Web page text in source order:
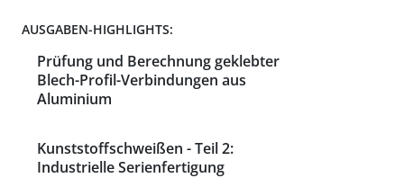
AUSGABEN-HIGHLIGHTS:
Prüfung und Berechnung geklebter
Blech-Profil-Verbindungen aus
Aluminium
Kunststoffschweißen - Teil 2:
Industrielle Serienfertigung